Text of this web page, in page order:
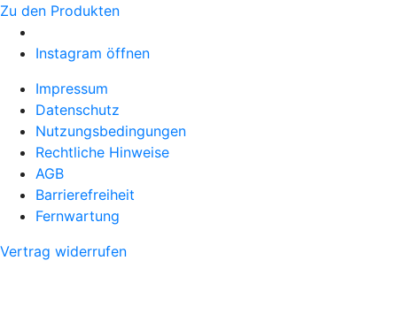
Zu den Produkten
Instagram öffnen
Impressum
Datenschutz
Nutzungsbedingungen
Rechtliche Hinweise
AGB
Barrierefreiheit
Fernwartung
Vertrag widerrufen